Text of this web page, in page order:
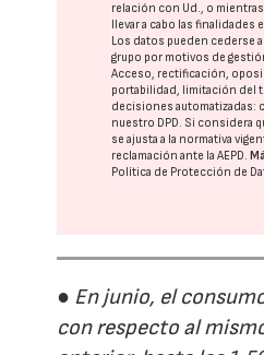
relación con Ud., o
llevar a cabo las finalidades
Los datos pueden cederse
grupo por motivos de
Acceso, rectificación,
portabilidad, limitación del
decisiones automatizadas:
nuestro DPD. Si considera
se ajusta a la normativa
reclamación ante laAEPD.
Política de Protección de
● En junio, el
con respecto al